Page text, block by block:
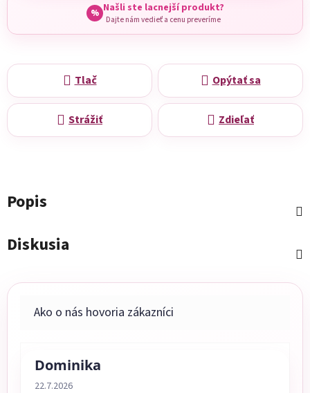
% Našli ste lacnejší produkt?
Dajte nám vedieť a cenu preveríme
Tlač Opýtať sa
Strážiť Zdieľať
Popis
Diskusia
Dominika
Hodnotenie obchodu je 5 z 5 hviezdičiek.
22.7.2026